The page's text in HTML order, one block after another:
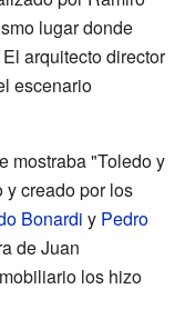
lugar donde
arquitecto director
escenario
mostraba "Toledo y
y creado por los
Bonardi y Pedro
de Juan
los hizo